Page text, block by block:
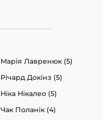
Марія Лавренюк (5)
Річард Докінз (5)
Ніка Нікалео (5)
Чак Поланік (4)